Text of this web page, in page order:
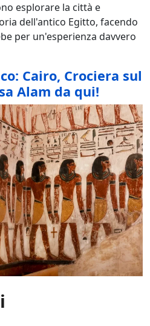
esplorare la città e
dell'antico Egitto, facendo
per un'esperienza davvero
Cairo, Crociera sul
Alam da qui!